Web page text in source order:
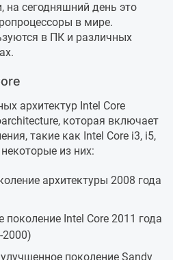
на сегодняшний день это
в мире.
в ПК и различных
архитектур Intel Core
которая включает
такие как Intel Core i3, i5,
из них:
архитектуры 2008 года
поколение Intel Core 2011 года
2000)
поколение Sandy